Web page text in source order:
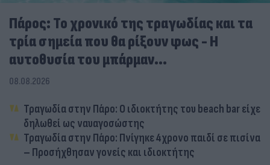
Πάρος: Το χρονικό της τραγωδίας και τα
τρία σημεία που θα ρίξουν φως - Η
αυτοθυσία του μπάρμαν...
08.08.2026
Τραγωδία στην Πάρο: Ο ιδιοκτήτης του beach bar είχε
δηλωθεί ως ναυαγοσώστης
Τραγωδία στην Πάρο: Πνίγηκε 4χρονο παιδί σε πισίνα
– Προσήχθησαν γονείς και ιδιοκτήτης